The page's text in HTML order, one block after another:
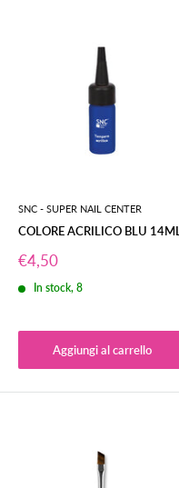
SNC - SUPER NAIL CENTER
COLORE ACRILICO BLU 14ML
Prezzo
scontato
€4,50
In stock, 8
Aggiungi al carrello